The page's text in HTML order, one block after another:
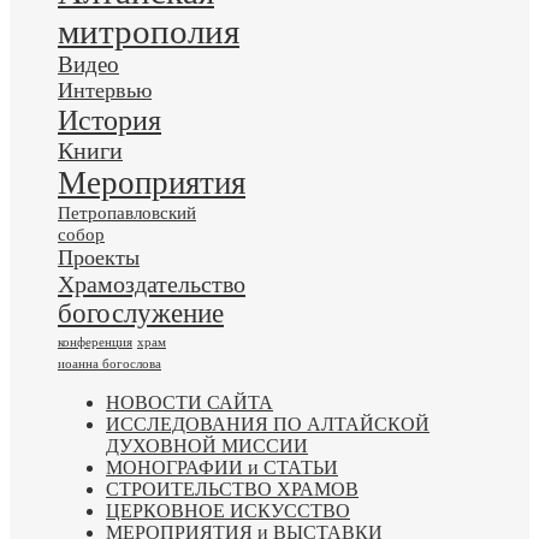
митрополия
Видео
Интервью
История
Книги
Мероприятия
Петропавловский
собор
Проекты
Храмоздательство
богослужение
конференция храм
иоанна богослова
НОВОСТИ САЙТА
ИССЛЕДОВАНИЯ ПО АЛТАЙСКОЙ
ДУХОВНОЙ МИССИИ
МОНОГРАФИИ и СТАТЬИ
СТРОИТЕЛЬСТВО ХРАМОВ
ЦЕРКОВНОЕ ИСКУССТВО
МЕРОПРИЯТИЯ и ВЫСТАВКИ